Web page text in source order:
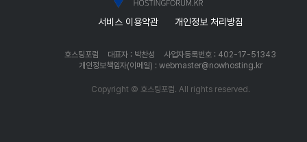
서비스 이용약관 개인정보 처리방침
호스팅포럼 대표자 : 박찬성
사업자등록번호 : 402-17-51343
개인정보책임자(이메일) : webmaster@nowhosting.kr
Copyright © 호스팅포럼. All rights reserved.